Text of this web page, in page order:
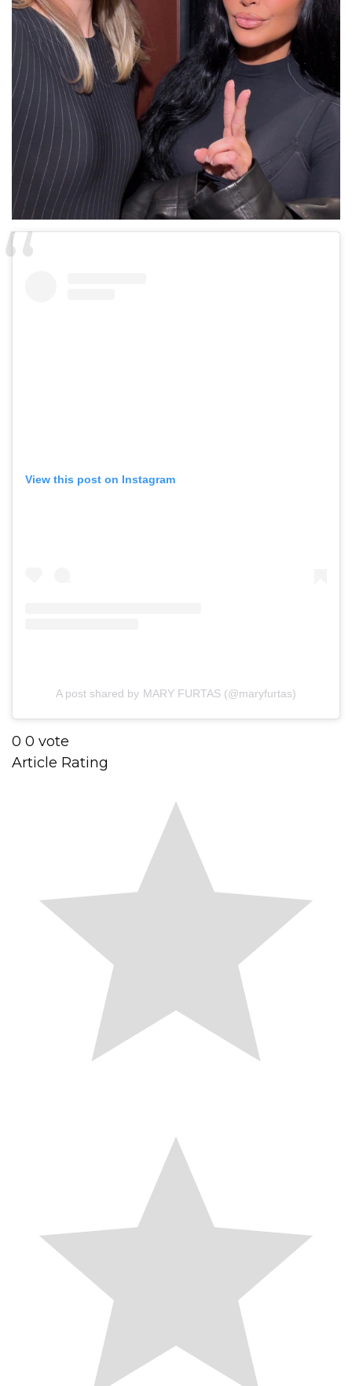
View this post on Instagram
A post shared by MARY FURTAS (@maryfurtas)
0 0 vote
Article Rating